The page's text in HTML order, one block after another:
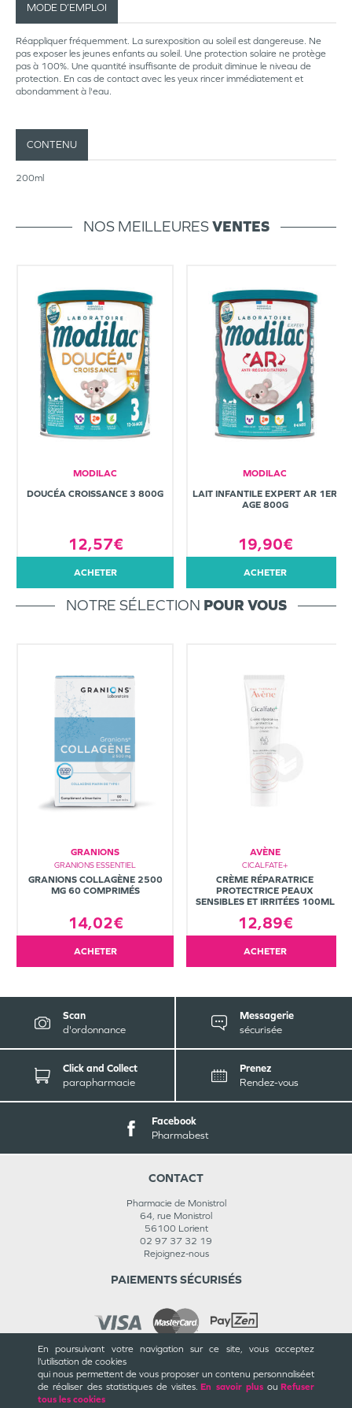
En poursuivant votre navigation sur ce site, vous acceptez
l’utilisation de cookies
qui nous permettent de vous proposer un contenu personnaliséet
de réaliser des statistiques de visites. En savoir plusou Refuser
tous les cookies
MODE D’EMPLOI
Réappliquer fréquemment. La surexposition au soleil est dangereuse. Ne
pas exposer les jeunes enfants au soleil. Une protection solaire ne protège
pas à 100%. Une quantité insuffisante de produit diminue le niveau de
protection. En cas de contact avec les yeux rincer immédiatement et
abondamment à l'eau.
CONTENU
200ml
NOS MEILLEURESVENTES
MODILAC
DOUCÉA CROISSANCE 3 800G
12,57€
ACHETER
MODILAC
LAIT INFANTILE EXPERT AR 1ER
AGE 800G
19,90€
ACHETER
NOTRE SÉLECTION POUR VOUS
GRANIONS
GRANIONS ESSENTIEL
GRANIONS COLLAGÈNE 2500
MG 60 COMPRIMÉS
14,02€
ACHETER
AVÈNE
CICALFATE+
CRÈME RÉPARATRICE
PROTECTRICE PEAUX
SENSIBLES ET IRRITÉES 100ML
12,89€
ACHETER
Scan
d'ordonnance
Messagerie
sécurisée
Click and Collect
parapharmacie
Prenez
Rendez-vous
Facebook
Pharmabest
CONTACT
Pharmacie de Monistrol
64, rue Monistrol
56100 Lorient
02 97 37 32 19
Rejoignez-nous
CGU / CGV
PAIEMENTS SÉCURISÉS